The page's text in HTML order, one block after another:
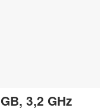
3,2 GHz